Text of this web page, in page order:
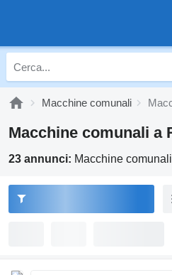
Macchine comunali
Macchine comunali a
23 annunci: Macchine